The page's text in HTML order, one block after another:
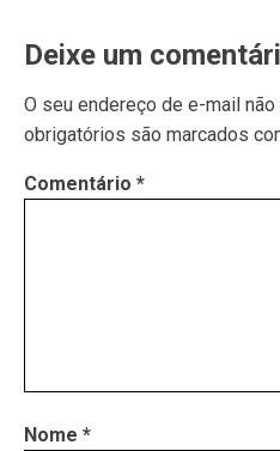
Deixe um
O seu endereço de e-mail
obrigatórios são marcados
Comentário *
Nome *